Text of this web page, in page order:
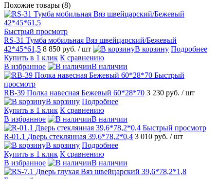
Похожие товары (8)
Быстрый просмотр
RS-31 Тумба мобильная Вяз швейцарский/Бежевый
42*45*61,5 8 850 руб. / шт В корзину Подробнее
Купить в 1 клик К сравнению
В избранное
В наличии
Быстрый
просмотр
RB-39 Полка навесная Бежевый 60*28*70 3 230 руб. / шт
В корзину Подробнее
Купить в 1 клик К сравнению
В избранное
В наличии
Быстрый просмотр
R-01.1 Дверь стеклянная 39,6*78,2*0,4 3 010 руб. / шт
В корзину Подробнее
Купить в 1 клик К сравнению
В избранное
В наличии